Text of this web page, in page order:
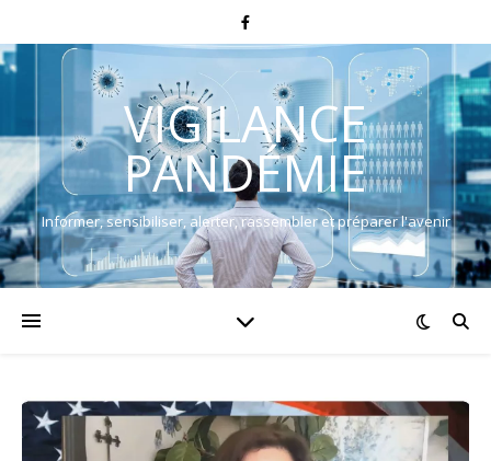
VIGILANCE
PANDÉMIE
Informer, sensibiliser, alerter, rassembler et préparer l'avenir